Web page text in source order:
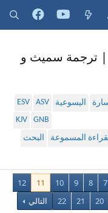
سفر الملوك الأول - الأصحاح 11 | ترجمة سميث و
اليسوعية ASV
ESV
GNB
KJV
المسموعة
البحث
7
8
9
10
11
12
20
21
22 التالي